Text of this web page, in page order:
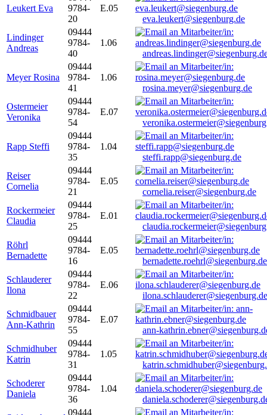
Leukert Eva
9784-
20
E.05
eva.leukert@siegenburg.de
Lindinger
Andreas
09444
9784-
40
1.06
Meyer Rosina
09444
9784-
41
1.06
rosina.meyer@siegenburg.de
Ostermeier
Veronika
09444
9784-
54
E.07
Rapp Steffi
09444
9784-
35
1.04
steffi.rapp@siegenburg.de
Reiser
Cornelia
09444
9784-
21
E.05
cornelia.reiser@siegenburg.de
Rockermeier
Claudia
09444
9784-
25
E.01
Röhrl
Bernadette
09444
9784-
16
E.05
bernadette.roehrl@siegenburg.de
Schlauderer
Ilona
09444
9784-
22
E.06
ilona.schlauderer@siegenburg.de
Schmidbauer
Ann-Kathrin
09444
9784-
55
E.07
ann-
Schmidhuber
Katrin
09444
9784-
31
1.05
Schoderer
Daniela
09444
9784-
36
1.04
09444